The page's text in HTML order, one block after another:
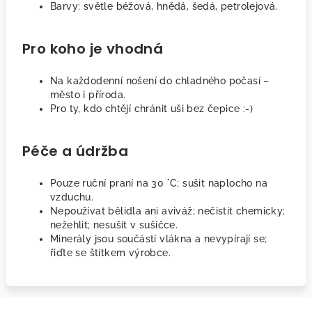
Barvy: světle béžová, hnědá, šedá, petrolejová.
Pro koho je vhodná
Na každodenní nošení do chladného počasí –
město i příroda.
Pro ty, kdo chtějí chránit uši bez čepice :-)
Péče a údržba
Pouze ruční praní na 30 °C; sušit naplocho na
vzduchu.
Nepoužívat bělidla ani aviváž; nečistit chemicky;
nežehlit; nesušit v sušičce.
Minerály jsou součástí vlákna a nevypírají se;
řiďte se štítkem výrobce.